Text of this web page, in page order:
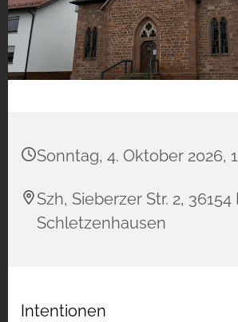
Sonntag, 4. Oktober 2026,
Szh, Sieberzer Str. 2,
Schletzenhausen
Intentionen